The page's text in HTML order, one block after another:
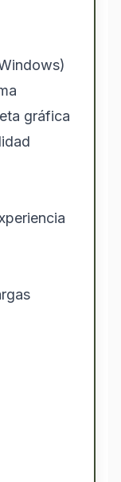
gráfica